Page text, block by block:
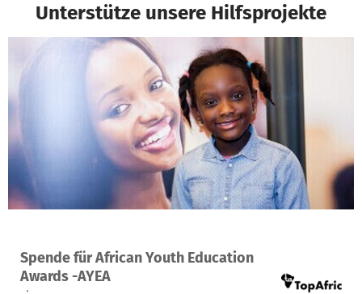
Unterstütze unsere Hilfsprojekte
Spende für African Youth Education
Awards -AYEA
Ein Projekt in Hamburg, Deutschland
28
fehlen noch